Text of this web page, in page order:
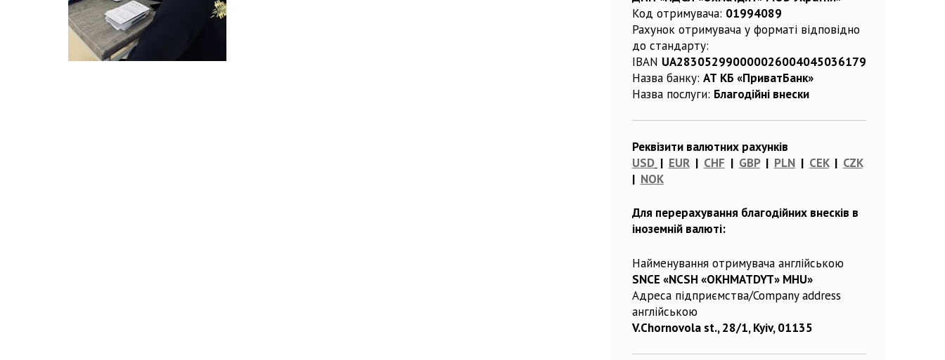
Код отримувача: 01994089
Рахунок отримувача у форматі відповідно
до стандарту:
IBAN UA283052990000026004045036179
Назва банку: АТ КБ «ПриватБанк»
Назва послуги: Благодійні внески
Реквізити валютних рахунків
USD | EUR| CHF | GBP| PLN| CEK| CZK
| NOK
Для перерахування благодійних внесків в
іноземній валюті:
Найменування отримувача англійською
SNCE «NCSH «OKHMATDYT» MHU»
Адреса підприємства/Company address
англійською
V.Chornovola st., 28/1, Kyiv, 01135